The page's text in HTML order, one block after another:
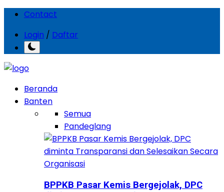
Contact
Login / Daftar
Beranda
Banten
Semua
Pandeglang
BPPKB Pasar Kemis Bergejolak, DPC